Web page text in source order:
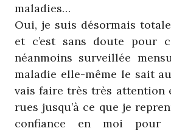
maladies…
Oui, je suis désormais
et c’est sans doute pour
néanmoins surveillée
maladie elle-même le sait
vais faire très très attention
rues jusqu’à ce que je
confiance en moi pour